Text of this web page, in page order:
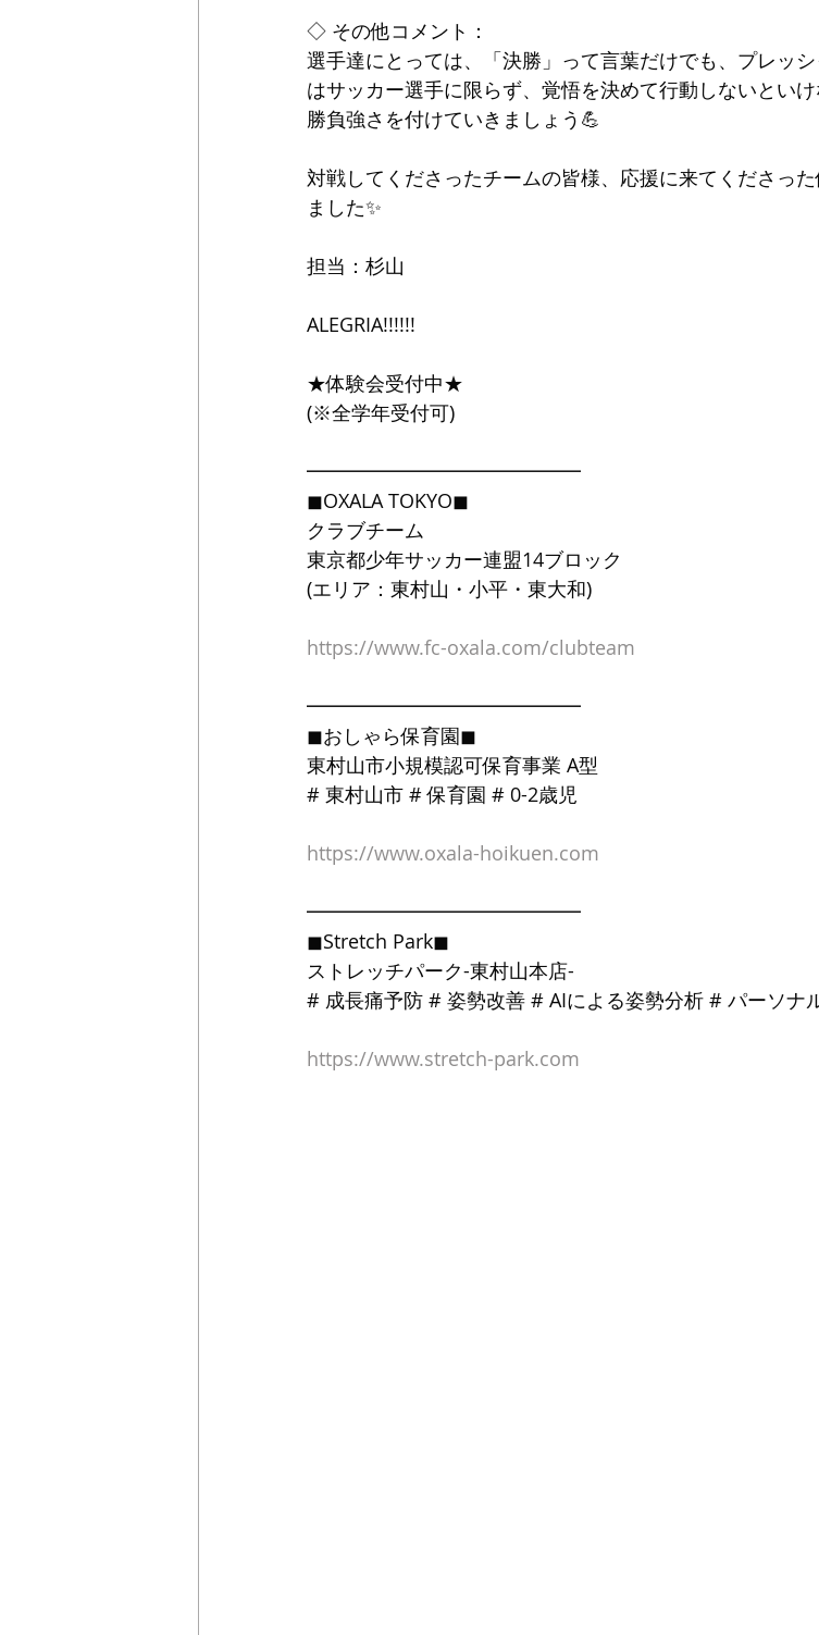
◇ その他コメント：
選手達にとっては、「決勝」って言葉だけでも、プレッ
はサッカー選手に限らず、覚悟を決めて行動しないとい
勝負強さを付けていきましょう💪
対戦してくださったチームの皆様、応援に来てくださっ
ました✨
担当：杉山
ALEGRIA!!!!!!
★体験会受付中★
(※全学年受付可)
━━━━━━━━━━━━━━
◼OXALA TOKYO◼
クラブチーム
東京都少年サッカー連盟14ブロック
(エリア：東村山・小平・東大和)
https://www.fc-oxala.com/clubteam
━━━━━━━━━━━━━━
◼おしゃら保育園◼
東村山市小規模認可保育事業 A型
# 東村山市 # 保育園 # 0-2歳児
https://www.oxala-hoikuen.com
━━━━━━━━━━━━━━
◼Stretch Park◼
ストレッチパーク-東村山本店-
# 成長痛予防 # 姿勢改善 # AIによる姿勢分析 # パーソナ
https://www.stretch-park.com